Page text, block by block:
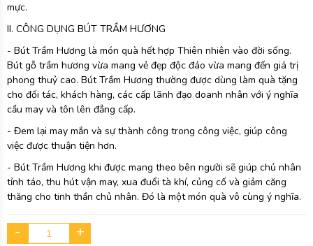
mực.
II. CÔNG DỤNG BÚT TRẦM HƯƠNG
- Bút Trầm Hương là món quà hết hợp Thiên nhiên vào đời sống.
Bút gỗ trầm hương vừa mang vẻ đẹp độc đáo vừa mang đến giá trị
phong thuỷ cao. Bút Trầm Hương thường được dùng làm quà tặng
cho đối tác, khách hàng, các cấp lãnh đạo doanh nhân với ý nghĩa
cầu may và tôn lên đẳng cấp.
- Đem lại may mắn và sự thành công trong công việc, giúp công
việc được thuận tiện hơn.
- Bút Trầm Hương khi được mang theo bên người sẽ giúp chủ nhân
tỉnh táo, thu hút vận may, xua đuổi tà khí, củng cố và giảm căng
thăng cho tinh thần chủ nhân. Đó là một món quà vô cùng ý nghĩa.
- +